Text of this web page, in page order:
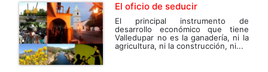
El oficio de seducir
El principal instrumento de
desarrollo económico que tiene
Valledupar no es la ganadería, ni la
agricultura, ni la construcción, ni...